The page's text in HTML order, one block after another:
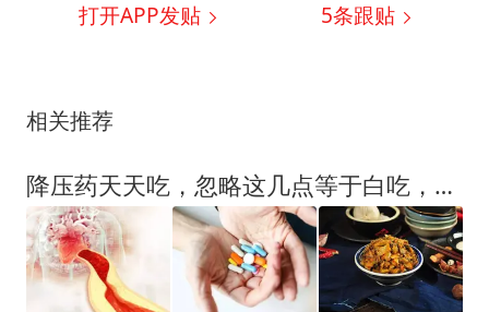
打开APP发贴 5条跟贴
相关推荐
降压药天天吃，忽略这几点等于白吃，还会引起严重的后果！